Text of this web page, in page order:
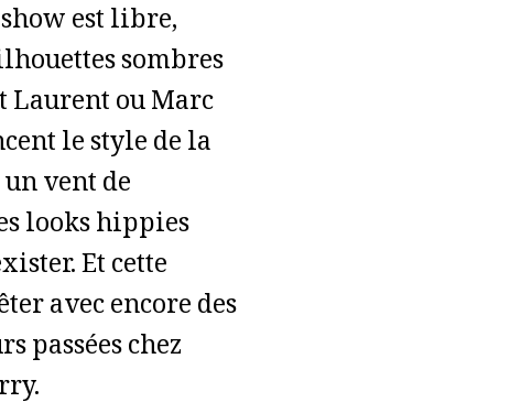
est libre,
sombres
Laurent ou Marc
le style de la
vent de
looks hippies
Et cette
avec encore des
passées chez